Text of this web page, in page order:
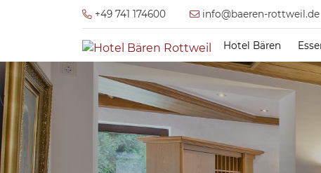
+49 741 174600 info@baeren-rottweil.de
Hotel Bären